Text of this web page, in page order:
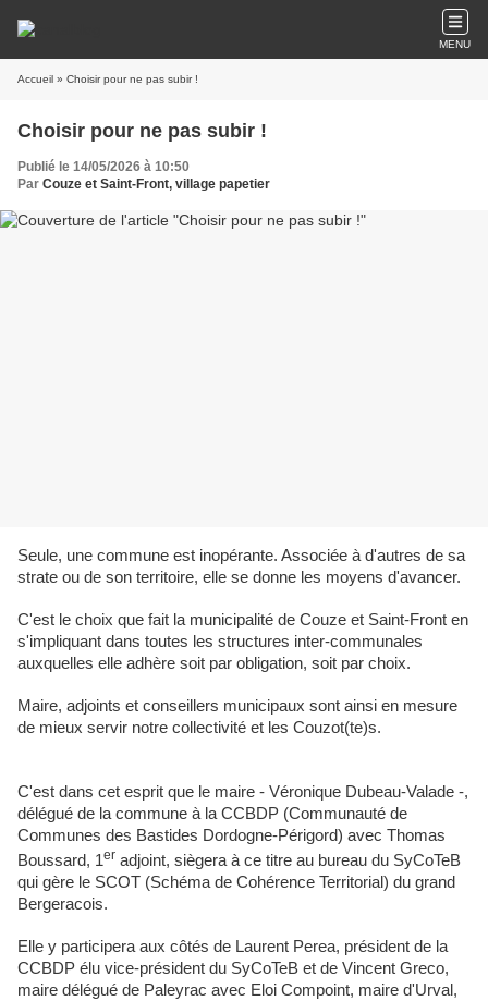
MENU
Accueil » Choisir pour ne pas subir !
Choisir pour ne pas subir !
Publié le 14/05/2026 à 10:50
Par Couze et Saint-Front, village papetier
Seule, une commune est inopérante. Associée à d'autres de sa
strate ou de son territoire, elle se donne les moyens d'avancer.
C'est le choix que fait la municipalité de Couze et Saint-Front en
s'impliquant dans toutes les structures inter-communales
auxquelles elle adhère soit par obligation, soit par choix.
Maire, adjoints et conseillers municipaux sont ainsi en mesure
de mieux servir notre collectivité et les Couzot(te)s.
C'est dans cet esprit que le maire - Véronique Dubeau-Valade -,
délégué de la commune à la CCBDP (Communauté de
Communes des Bastides Dordogne-Périgord) avec Thomas
Boussard, 1er adjoint, siègera à ce titre au bureau du SyCoTeB
qui gère le SCOT (Schéma de Cohérence Territorial) du grand
Bergeracois.
Elle y participera aux côtés de Laurent Perea, président de la
CCBDP élu vice-président du SyCoTeB et de Vincent Greco,
maire délégué de Paleyrac avec Eloi Compoint, maire d'Urval,